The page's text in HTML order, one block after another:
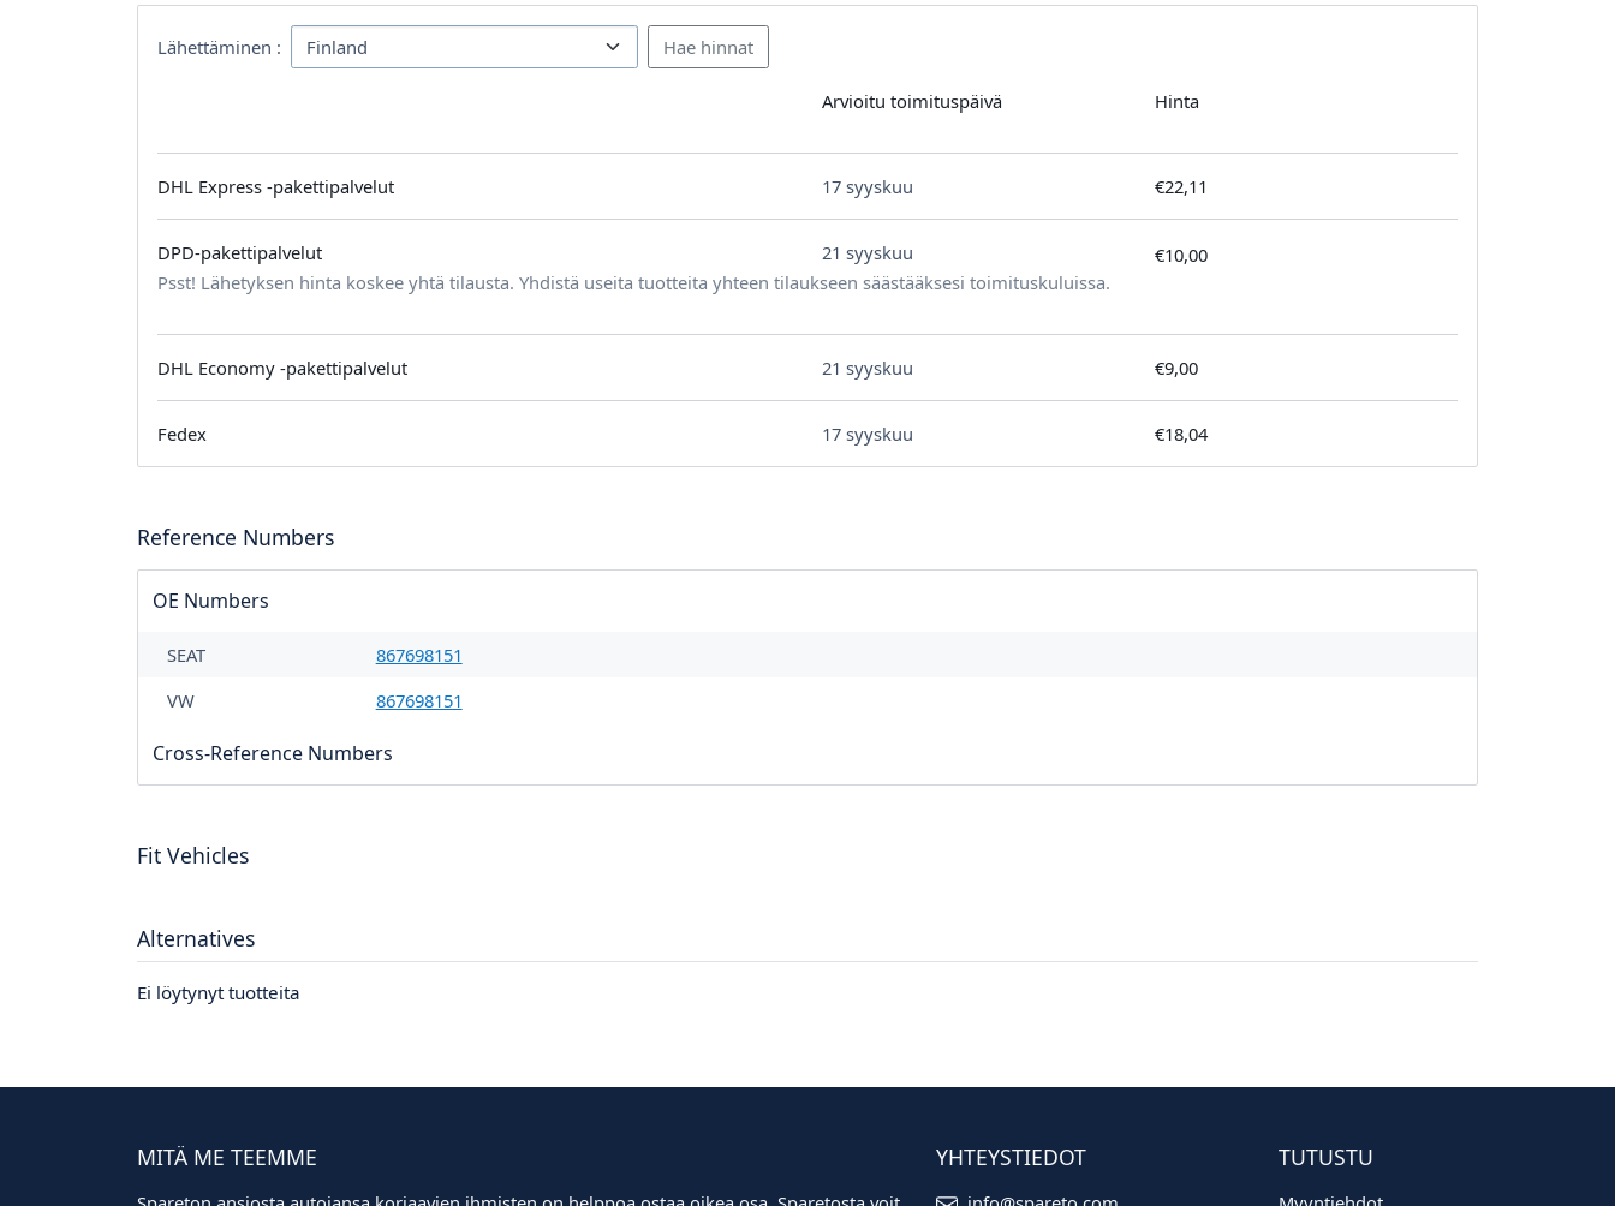
Lähettäminen :
Arvioitu toimituspäivä Hinta
DHL Express -pakettipalvelut 17 syyskuu €22,11
DPD-pakettipalvelut 21 syyskuu €10,00
Psst! Lähetyksen hinta koskee yhtä tilausta. Yhdistä useita tuotteita yhteen tilaukseen säästääksesi toimituskuluissa.
DHL Economy -pakettipalvelut 21 syyskuu €9,00
Fedex 17 syyskuu €18,04
Reference Numbers
OE Numbers
SEAT
867698151
VW
867698151
Cross-Reference Numbers
Fit Vehicles
Alternatives
Ei löytynyt tuotteita
MITÄ ME TEEMME YHTEYSTIEDOT TUTUSTU